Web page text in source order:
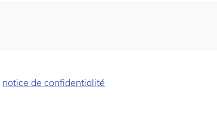
notice de confidentialité